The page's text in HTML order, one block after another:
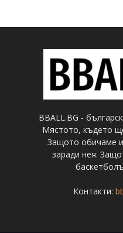
BBALL.BG -
Мястото, където
Защото обичаме
заради нея.
Контакти: